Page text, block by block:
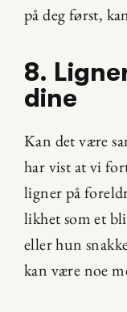
på deg først,
8.
dine
Kan det være
har vist at vi
ligner på
likhet som et
eller hun
kan være noe